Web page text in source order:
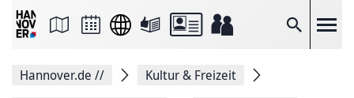
Suche
Seite
Facebook
Hannover.de //
Kultur & Freizeit